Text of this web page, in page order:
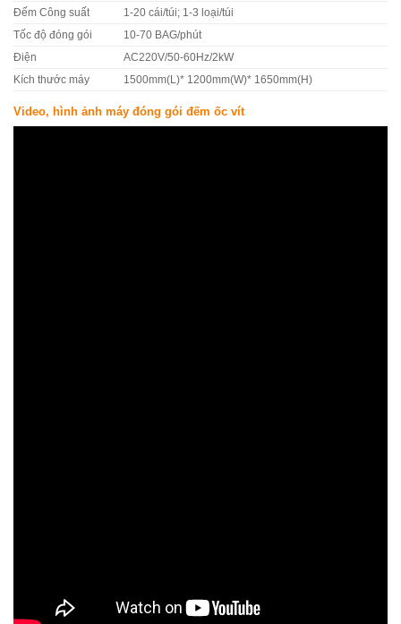
Đếm Công suất 1-20 cái/túi; 1-3 loại/túi
Tốc độ đóng gói 10-70 BAG/phút
Điện AC220V/50-60Hz/2kW
Kích thước máy 1500mm(L)* 1200mm(W)* 1650mm(H)
Video, hình ảnh máy đóng gói đếm ốc vít